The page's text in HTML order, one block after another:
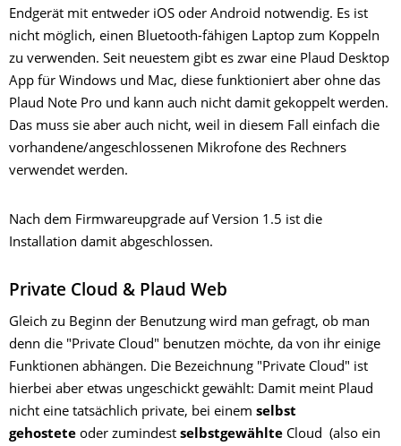
Endgerät mit entweder iOS oder Android notwendig. Es ist
nicht möglich, einen Bluetooth-fähigen Laptop zum Koppeln
zu verwenden. Seit neuestem gibt es zwar eine Plaud Desktop
App für Windows und Mac, diese funktioniert aber ohne das
Plaud Note Pro und kann auch nicht damit gekoppelt werden.
Das muss sie aber auch nicht, weil in diesem Fall einfach die
vorhandene/angeschlossenen Mikrofone des Rechners
verwendet werden.
Nach dem Firmwareupgrade auf Version 1.5 ist die
Installation damit abgeschlossen.
Private Cloud & Plaud Web
Gleich zu Beginn der Benutzung wird man gefragt, ob man
denn die "Private Cloud" benutzen möchte, da von ihr einige
Funktionen abhängen. Die Bezeichnung "Private Cloud" ist
hierbei aber etwas ungeschickt gewählt: Damit meint Plaud
nicht eine tatsächlich private, bei einem selbst
gehostete oder zumindest selbstgewählte Cloud (also ein